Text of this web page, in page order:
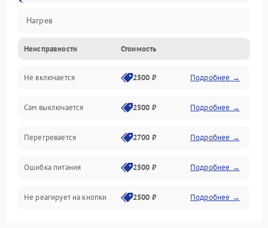
Нагрев
Неисправности Стоимость
Не включается 2500 ₽ Подробнее →
Сам выключается 2500 ₽ Подробнее →
Перегревается 2700 ₽ Подробнее →
Ошибка питания 2500 ₽ Подробнее →
Не реагирует на кнопки 2500 ₽ Подробнее →